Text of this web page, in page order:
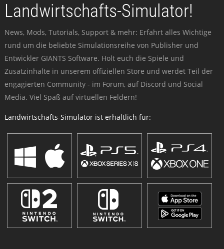
Landwirtschafts-Simulator!
News, Mods, Tutorials, Support & mehr: Erfahrt alles Wichtige
rund um die beliebte Simulationsreihe von Publisher und
Entwickler GIANTS Software. Holt euch die Spiele und
Zusatzinhalte in unserem offiziellen Store und werdet Teil der
engagierten Community - im Forum, auf Discord und Social
Media. Viel Spaß auf virtuellen Feldern!
Landwirtschafts-Simulator ist erhältlich für: